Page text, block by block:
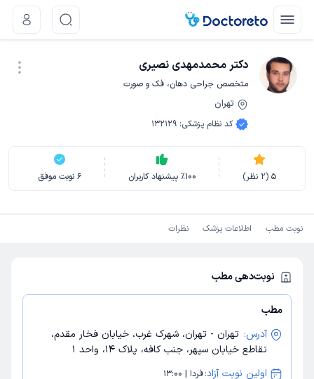
دکتر محمدمهدی نصیری
متخصص جراحی دهان، فک و صورت
تهران
کد نظام پزشکی:
132129
5
(
2 نظر) ٪100 پیشنهاد کاربران 6 نوبت موفق
نوبت مطب اطلاعات پزشک نظرات
نوبت‌دهی مطب
مطب
آدرس: تهران - تهران، شهرک غرب، خیابان فخار مقدم،
تقاطع خیابان سپهر، جنب کافه، پلاک 14، واحد 1
اولین نوبت آزاد:فردا | 13:00